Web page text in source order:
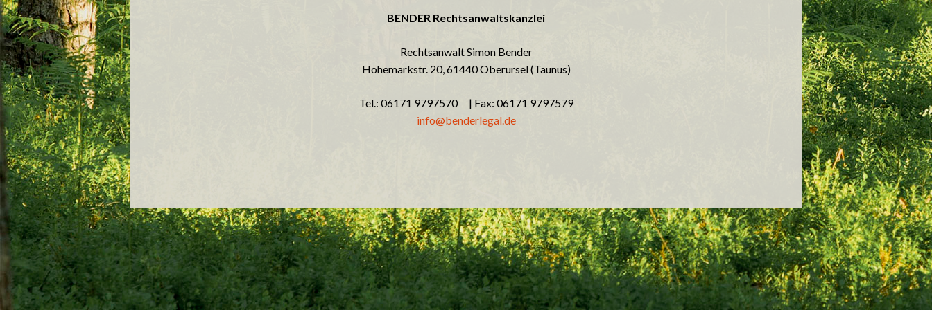
BENDER Rechtsanwaltskanzlei
Rechtsanwalt Simon Bender
Hohemarkstr. 20, 61440 Oberursel (Taunus)
Tel.: 06171 9797570 | Fax: 06171 9797579
info@benderlegal.de